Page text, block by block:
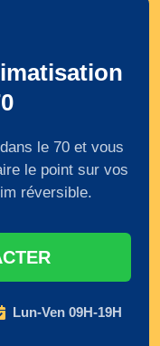
le 70 et vous
le point sur vos
réversible.
Lun-Ven 09H-19H